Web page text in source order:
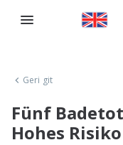
Geri git
Fünf
Hohes